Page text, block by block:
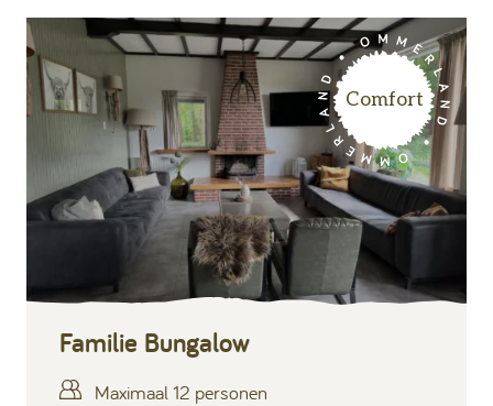
Comfort
Familie Bungalow
Maximaal 12 personen